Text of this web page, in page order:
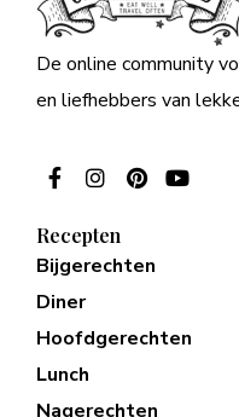
De online community
en liefhebbers van
Recepten
Bijgerechten
Diner
Hoofdgerechten
Lunch
Nagerechten